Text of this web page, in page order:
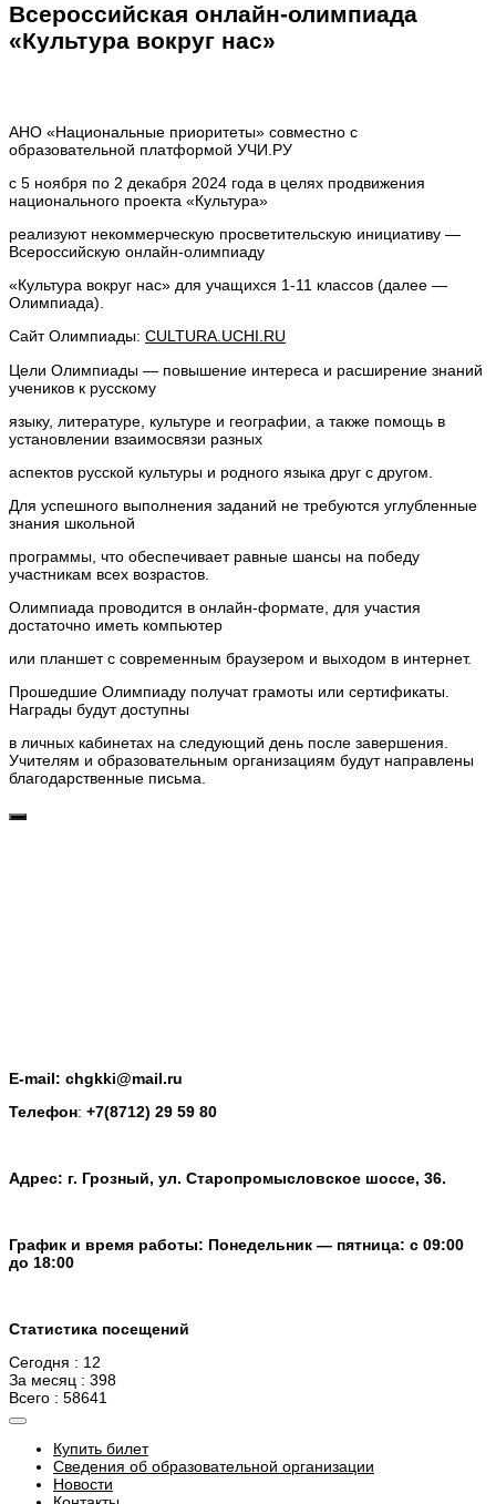
Всероссийская онлайн-олимпиада
«Культура вокруг нас»
АНО «Национальные приоритеты» совместно с
образовательной платформой УЧИ.РУ
с 5 ноября по 2 декабря 2024 года в целях продвижения
национального проекта «Культура»
реализуют некоммерческую просветительскую инициативу —
Всероссийскую онлайн-олимпиаду
«Культура вокруг нас» для учащихся 1-11 классов (далее —
Олимпиада).
Сайт Олимпиады: CULTURA.UCHI.RU
Цели Олимпиады — повышение интереса и расширение знаний
учеников к русскому
языку, литературе, культуре и географии, а также помощь в
установлении взаимосвязи разных
аспектов русской культуры и родного языка друг с другом.
Для успешного выполнения заданий не требуются углубленные
знания школьной
программы, что обеспечивает равные шансы на победу
участникам всех возрастов.
Олимпиада проводится в онлайн-формате, для участия
достаточно иметь компьютер
или планшет с современным браузером и выходом в интернет.
Прошедшие Олимпиаду получат грамоты или сертификаты.
Награды будут доступны
в личных кабинетах на следующий день после завершения.
Учителям и образовательным организациям будут направлены
благодарственные письма.
E-mail: chgkki@mail.ru
Телефон: +7(8712) 29 59 80
Адрес: г. Грозный, ул. Старопромысловское шоссе, 36.
График и время работы: Понедельник — пятница: с 09:00
до 18:00
Статистика посещений
Сегодня : 12
За месяц : 398
Всего : 58641
Купить билет
Сведения об образовательной организации
Новости